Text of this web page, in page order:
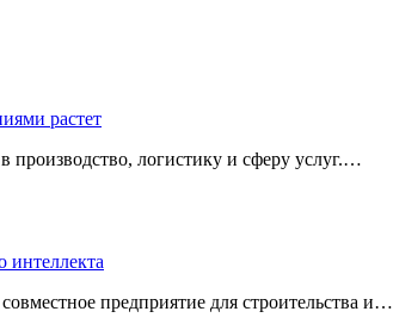
растет
производство, логистику и сферу услуг.…
интеллекта
предприятие для строительства и…